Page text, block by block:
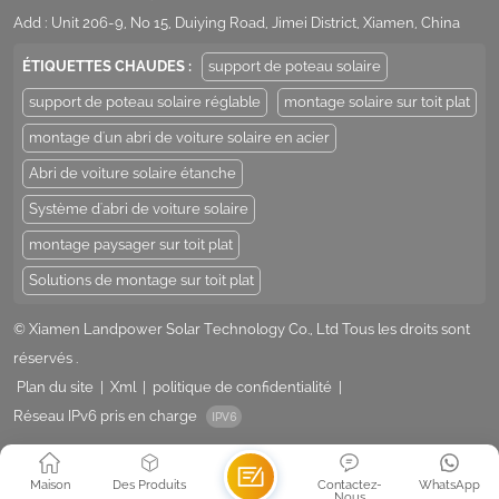
Add : Unit 206-9, No 15, Duiying Road, Jimei District, Xiamen, China
ÉTIQUETTES CHAUDES : support de poteau solaire
support de poteau solaire réglable montage solaire sur toit plat
montage d'un abri de voiture solaire en acier
Abri de voiture solaire étanche
Système d'abri de voiture solaire
montage paysager sur toit plat
Solutions de montage sur toit plat
© Xiamen Landpower Solar Technology Co., Ltd Tous les droits sont
réservés .
Plan du site
Xml politique de confidentialité
Réseau IPv6 pris en charge
Maison Des Produits WhatsApp
Contactez-